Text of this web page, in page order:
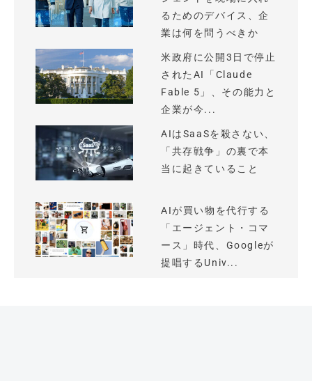
るためのデバイス、企
業は何を問うべきか
米政府に公開3日で停止
されたAI「Claude
Fable 5」、その能力と
企業が今...
AIはSaaSを殺さない、
「共存戦争」の裏で本
当に起きていること
AIが買い物を代行する
「エージェント・コマ
ース」時代、Googleが
提唱するUniv...